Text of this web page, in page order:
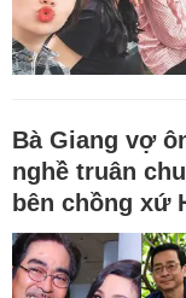
Bà Giang vợ
nghề truân
bên chồng xứ